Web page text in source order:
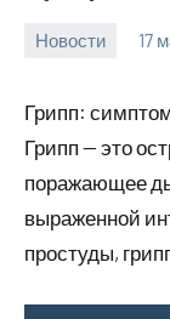
Новости 17
Грипп:
Грипп — это
поражающее
выраженной
простуды,